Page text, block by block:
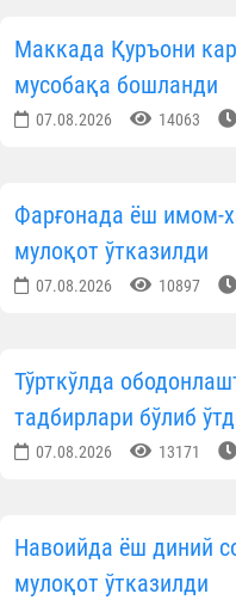
Маккада Қуръони
мусобақа бошланди
07.08.2026 14063
Фарғонада ёш имом-
мулоқот ўтказилди
07.08.2026 10897
Тўрткўлда
тадбирлари бўлиб
07.08.2026 13171
Навоийда ёш диний
мулоқот ўтказилди